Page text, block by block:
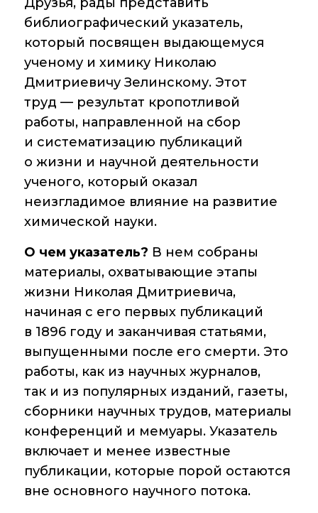
Диссертационные
советы
Совет молодых
ученых ИОХ РАН
Центр
коллективного
пользования
органической химии
РАН (ЦКП ИОХ РАН)
Инфоресурсы
Профком
Документы
Основные
направления
деятельности
Важнейшие
достижения
института
библиографический указатель,
который посвящен выдающемуся
ученому и химику Николаю
Дмитриевичу Зелинскому. Этот
труд — результат кропотливой
работы, направленной на сбор
и систематизацию публикаций
о жизни и научной деятельности
ученого, который оказал
неизгладимое влияние на развитие
химической науки.
О чем указатель? В нем собраны
материалы, охватывающие этапы
жизни Николая Дмитриевича,
начиная с его первых публикаций
в 1896 году и заканчивая статьями,
выпущенными после его смерти. Это
работы, как из научных журналов,
так и из популярных изданий, газеты,
сборники научных трудов, материалы
конференций и мемуары. Указатель
включает и менее известные
публикации, которые порой остаются
вне основного научного потока.